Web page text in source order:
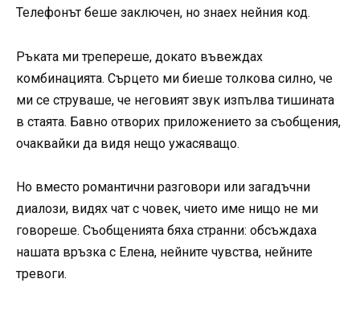
Телефонът беше заключен, но знаех нейния код.
Ръката ми трепереше, докато въвеждах
комбинацията. Сърцето ми биеше толкова силно, че
ми се струваше, че неговият звук изпълва тишината
в стаята. Бавно отворих приложението за съобщения,
очаквайки да видя нещо ужасяващо.
Но вместо романтични разговори или загадъчни
диалози, видях чат с човек, чието име нищо не ми
говореше. Съобщенията бяха странни: обсъждаха
нашата връзка с Елена, нейните чувства, нейните
тревоги.